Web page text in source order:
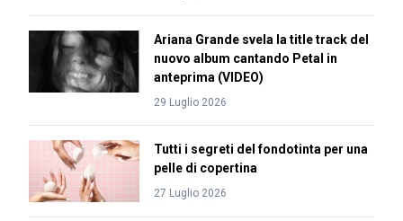
Ariana Grande svela la title track del
nuovo album cantando Petal in
anteprima (VIDEO)
29 Luglio 2026
Tutti i segreti del fondotinta per una
pelle di copertina
27 Luglio 2026